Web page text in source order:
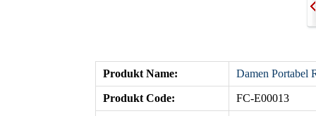
Produkt Name: Damen Portabel
Produkt Code: FC-E00013